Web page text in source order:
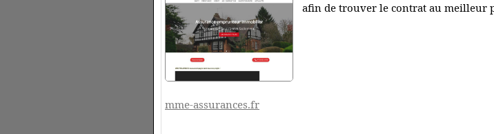
afin de trouver le contrat au meilleur
mme-assurances.fr